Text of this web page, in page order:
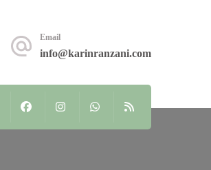
Email
info@karinranzani.com